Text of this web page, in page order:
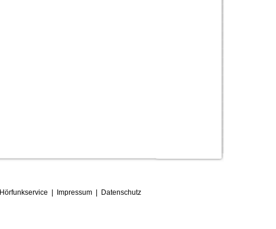
Hörfunkservice Impressum| Datenschutz